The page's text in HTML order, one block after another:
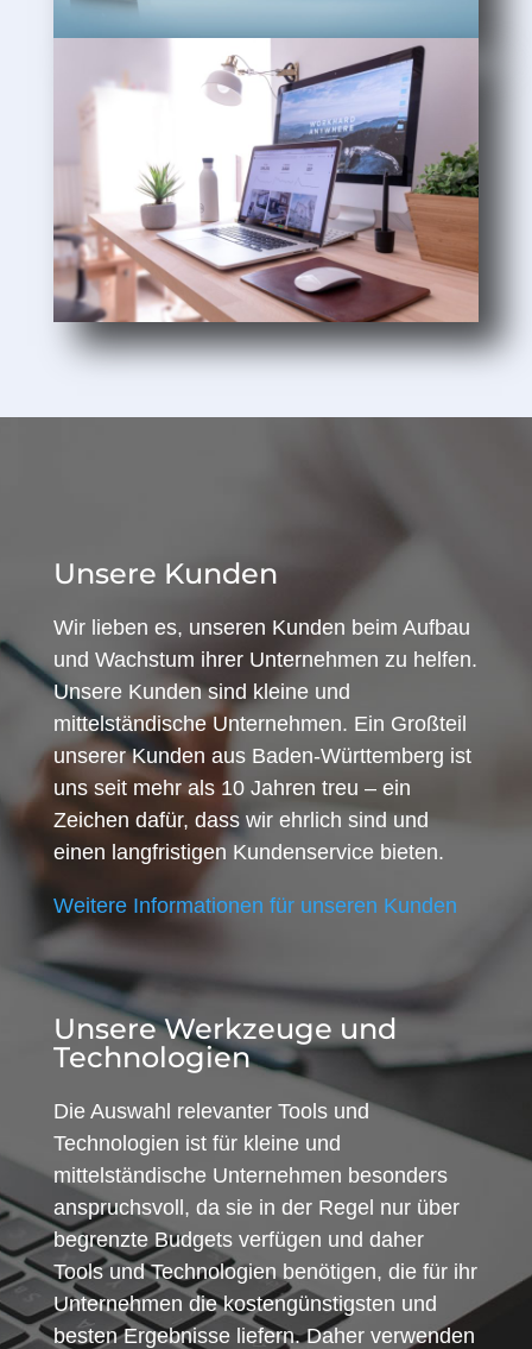
Unsere Kunden
Wir lieben es, unseren Kunden beim Aufbau
und Wachstum ihrer Unternehmen zu helfen.
Unsere Kunden sind kleine und
mittelständische Unternehmen. Ein Großteil
unserer Kunden aus Baden-Württemberg ist
uns seit mehr als 10 Jahren treu – ein
Zeichen dafür, dass wir ehrlich sind und
einen langfristigen Kundenservice bieten.
Weitere Informationen für unseren Kunden
Unsere Werkzeuge und
Technologien
Die Auswahl relevanter Tools und
Technologien ist für kleine und
mittelständische Unternehmen besonders
anspruchsvoll, da sie in der Regel nur über
begrenzte Budgets verfügen und daher
Tools und Technologien benötigen, die für ihr
Unternehmen die kostengünstigsten und
besten Ergebnisse liefern. Daher verwenden